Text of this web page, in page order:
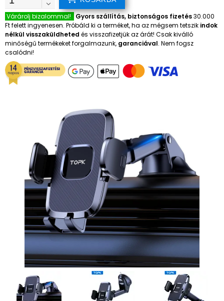
Várárolj bizalommal! Gyors szállítás, biztonságos fizetés30.000
Ft felett ingyenesen. Próbáld ki a terméket, ha az mégsem tetszik indok
nélkül visszaküldheted és visszafizetjük az árát! Csak kiválló
minőségű termékeket forgalmazunk, garanciával. Nem fogsz
csalódni!